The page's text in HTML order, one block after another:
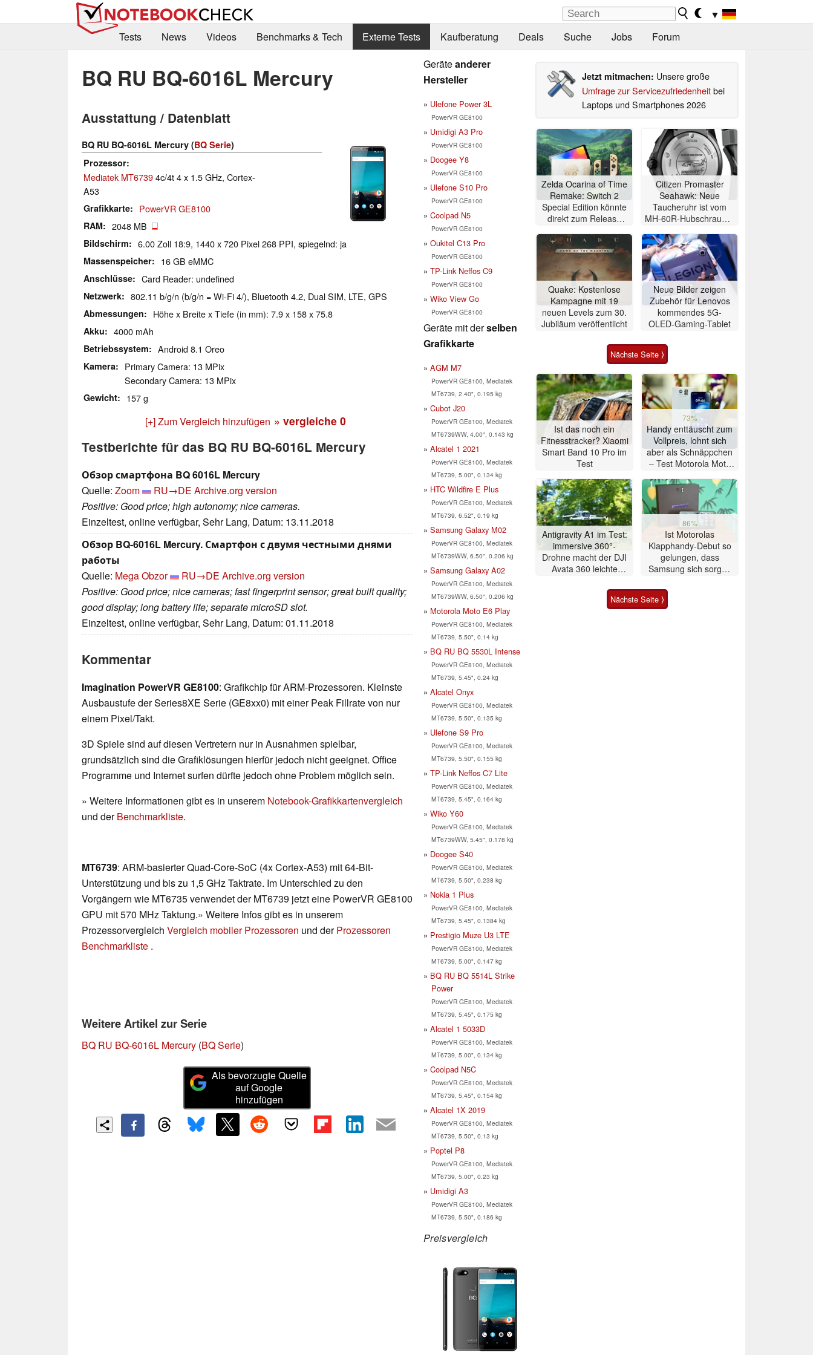
▼
Tests
News Videos Benchmarks & Tech Externe Tests Kaufberatung Deals Suche Jobs Forum
BQ RU BQ-6016L Mercury
Ausstattung / Datenblatt
BQ RU BQ-6016L Mercury (BQ Serie)
Prozessor
Mediatek MT67394c/4t 4 x 1.5 GHz, Cortex-
A53
Grafikkarte PowerVR GE8100
RAM 2048 MB
Bildschirm 6.00 Zoll 18:9, 1440 x 720 Pixel 268 PPI, spiegelnd: ja
Massenspeicher 16 GB eMMC
Anschlüsse Card Reader: undefined
Netzwerk 802.11 b/g/n (b/g/n = Wi-Fi 4/), Bluetooth 4.2, Dual SIM, LTE, GPS
Abmessungen Höhe x Breite x Tiefe (in mm): 7.9 x 158 x 75.8
Akku 4000 mAh
Betriebssystem Android 8.1 Oreo
Kamera
Primary Camera: 13 MPix
Secondary Camera: 13 MPix
Gewicht 157 g
[+] Zum Vergleich hinzufügen » vergleiche 0
Testberichte für das BQ RU BQ-6016L Mercury
Обзор смартфона BQ 6016L Mercury
Quelle: Zoom RU→DE Archive.org version
Positive: Good price; high autonomy; nice cameras.
Einzeltest, online verfügbar, Sehr Lang, Datum: 13.11.2018
Обзор BQ-6016L Mercury. Смартфон с двумя честными днями
работы
Quelle: Mega Obzor RU→DE Archive.org version
Positive: Good price; nice cameras; fast fingerprint sensor; great built quality;
good display; long battery life; separate microSD slot.
Einzeltest, online verfügbar, Sehr Lang, Datum: 01.11.2018
Kommentar
Imagination PowerVR GE8100: Grafikchip für ARM-Prozessoren. Kleinste
Ausbaustufe der Series8XE Serie (GE8xx0) mit einer Peak Fillrate von nur
einem Pixel/Takt.
3D Spiele sind auf diesen Vertretern nur in Ausnahmen spielbar,
grundsätzlich sind die Grafiklösungen hierfür jedoch nicht geeignet. Office
Programme und Internet surfen dürfte jedoch ohne Problem möglich sein.
» Weitere Informationen gibt es in unserem Notebook-Grafikkartenvergleich
und derBenchmarkliste.
MT6739: ARM-basierter Quad-Core-SoC (4x Cortex-A53) mit 64-Bit-
Unterstützung und bis zu 1,5 GHz Taktrate. Im Unterschied zu den
Vorgängern wie MT6735 verwendet der MT6739 jetzt eine PowerVR GE8100
GPU mit 570 MHz Taktung.» Weitere Infos gibt es in unserem
Prozessorvergleich Vergleich mobiler Prozessoren und derProzessoren
Benchmarkliste .
Weitere Artikel zur Serie
BQ RU BQ-6016L Mercury (BQ Serie)
Als bevorzugte Quelle
auf Google
hinzufügen
Geräteanderer
Hersteller
Ulefone Power 3L
PowerVR GE8100
Umidigi A3 Pro
PowerVR GE8100
Doogee Y8
PowerVR GE8100
Ulefone S10 Pro
PowerVR GE8100
Coolpad N5
PowerVR GE8100
Oukitel C13 Pro
PowerVR GE8100
TP-Link Neffos C9
PowerVR GE8100
Wiko View Go
PowerVR GE8100
Geräte mit derselben
Grafikkarte
AGM M7
PowerVR GE8100, Mediatek
MT6739, 2.40", 0.195 kg
Cubot J20
PowerVR GE8100, Mediatek
MT6739WW, 4.00", 0.143 kg
Alcatel 1 2021
PowerVR GE8100, Mediatek
MT6739, 5.00", 0.134 kg
HTC Wildfire E Plus
PowerVR GE8100, Mediatek
MT6739, 6.52", 0.19 kg
Samsung Galaxy M02
PowerVR GE8100, Mediatek
MT6739WW, 6.50", 0.206 kg
Samsung Galaxy A02
PowerVR GE8100, Mediatek
MT6739WW, 6.50", 0.206 kg
Motorola Moto E6 Play
PowerVR GE8100, Mediatek
MT6739, 5.50", 0.14 kg
BQ RU BQ 5530L Intense
PowerVR GE8100, Mediatek
MT6739, 5.45", 0.24 kg
Alcatel Onyx
PowerVR GE8100, Mediatek
MT6739, 5.50", 0.135 kg
Ulefone S9 Pro
PowerVR GE8100, Mediatek
MT6739, 5.50", 0.155 kg
TP-Link Neffos C7 Lite
PowerVR GE8100, Mediatek
MT6739, 5.45", 0.164 kg
Wiko Y60
PowerVR GE8100, Mediatek
MT6739WW, 5.45", 0.178 kg
Doogee S40
PowerVR GE8100, Mediatek
MT6739, 5.50", 0.238 kg
Nokia 1 Plus
PowerVR GE8100, Mediatek
MT6739, 5.45", 0.1384 kg
Prestigio Muze U3 LTE
PowerVR GE8100, Mediatek
MT6739, 5.00", 0.147 kg
BQ RU BQ 5514L Strike
Power
PowerVR GE8100, Mediatek
MT6739, 5.45", 0.175 kg
Alcatel 1 5033D
PowerVR GE8100, Mediatek
MT6739, 5.00", 0.134 kg
Coolpad N5C
PowerVR GE8100, Mediatek
MT6739, 5.45", 0.154 kg
Alcatel 1X 2019
PowerVR GE8100, Mediatek
MT6739, 5.50", 0.13 kg
Poptel P8
PowerVR GE8100, Mediatek
MT6739, 5.00", 0.23 kg
Umidigi A3
PowerVR GE8100, Mediatek
MT6739, 5.50", 0.186 kg
Preisvergleich
Jetzt mitmachen: Unsere große
Umfrage zur Servicezufriedenheitbei
Laptops und Smartphones 2026
Zelda Ocarina of Time
Remake: Switch 2
Special Edition könnte
direkt zum Release
Citizen Promaster
Seahawk: Neue
Taucheruhr ist vom
MH-60R-Hubschrauber
Quake: Kostenlose
Kampagne mit 19
neuen Levels zum 30.
Jubiläum veröffentlicht
Neue Bilder zeigen
Zubehör für Lenovos
kommendes 5G-
OLED-Gaming-Tablet
Nächste Seite ⟩
Ist das noch ein
Fitnesstracker? Xiaomi
Smart Band 10 Pro im
Test
73%
Handy enttäuscht zum
Vollpreis, lohnt sich
aber als Schnäppchen
– Test Motorola Moto
Antigravity A1 im Test:
immersive 360°-
Drohne macht der DJI
Avata 360 leichte
86%
Ist Motorolas
Klapphandy-Debut so
gelungen, dass
Samsung sich sorgen
Smartphone im Test
Nächste Seite ⟩